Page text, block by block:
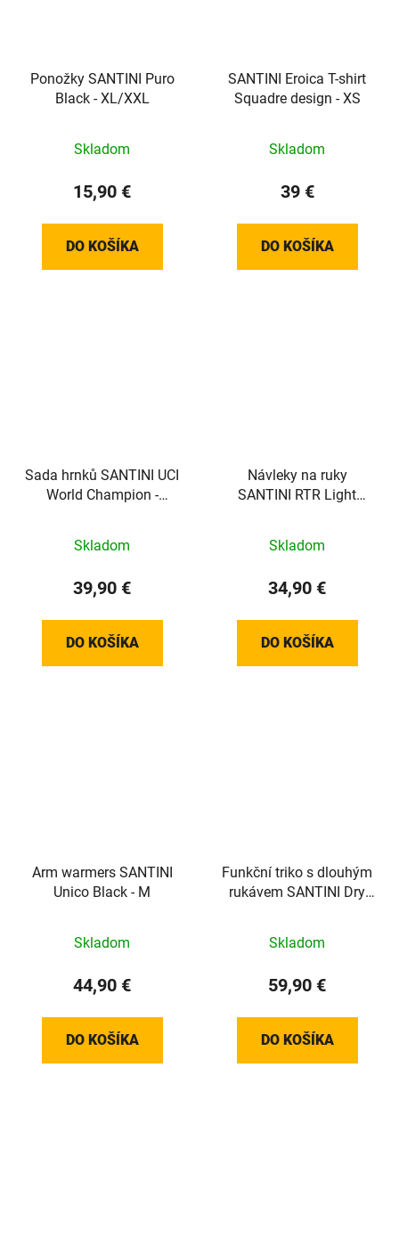
Ponožky SANTINI Puro
Black - XL/XXL
Skladom
15,90 €
DO KOŠÍKA
SANTINI Eroica T-shirt
Squadre design - XS
Skladom
39 €
DO KOŠÍKA
Sada hrnků SANTINI UCI
World Champion -
Skladom
39,90 €
DO KOŠÍKA
Návleky na ruky
SANTINI RTR Light
Skladom
34,90 €
DO KOŠÍKA
Arm warmers SANTINI
Unico Black - M
Skladom
44,90 €
DO KOŠÍKA
Funkční triko s dlouhým
rukávem SANTINI Dry
Skladom
59,90 €
DO KOŠÍKA